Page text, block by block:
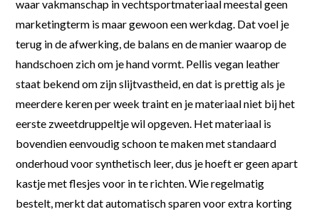
waar vakmanschap in vechtsportmateriaal meestal geen
marketingterm is maar gewoon een werkdag. Dat voel je
terug in de afwerking, de balans en de manier waarop de
handschoen zich om je hand vormt. Pellis vegan leather
staat bekend om zijn slijtvastheid, en dat is prettig als je
meerdere keren per week traint en je materiaal niet bij het
eerste zweetdruppeltje wil opgeven. Het materiaal is
bovendien eenvoudig schoon te maken met standaard
onderhoud voor synthetisch leer, dus je hoeft er geen apart
kastje met flesjes voor in te richten. Wie regelmatig
bestelt, merkt dat automatisch sparen voor extra korting